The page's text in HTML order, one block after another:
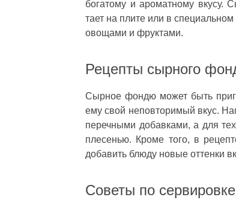
богатому и ароматному вкусу.
тает на плите или в
овощами и фруктами.
Рецепты сырного
Сырное фондю может быть
ему свой неповторимый вкус.
перечными добавками, а для
плесенью. Кроме того, в
добавить блюду новые оттенки
Советы по